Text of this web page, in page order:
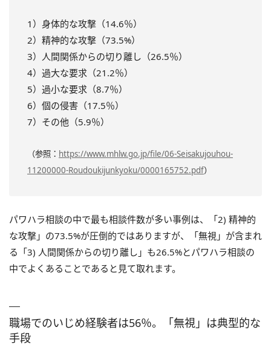
1）身体的な攻撃（14.6％）
2）精神的な攻撃（73.5%）
3）人間関係からの切り離し（26.5％）
4）過大な要求（21.2％）
5）過小な要求（8.7％）
6）個の侵害（17.5％）
7）その他（5.9％）
（参照： https://www.mhlw.go.jp/file/06-Seisakujouhou-
11200000-Roudoukijunkyoku/0000165752.pdf）
パワハラ相談の中で最も相談件数が多い事例は、「2) 精神的
な攻撃」の73.5%が圧倒的ではありますが、「無視」が含まれ
る「3) 人間関係からの切り離し」も26.5%とパワハラ相談の
中でよくあることであると見て取れます。
職場でのいじめ経験者は56％。「無視」は典型的な
手段